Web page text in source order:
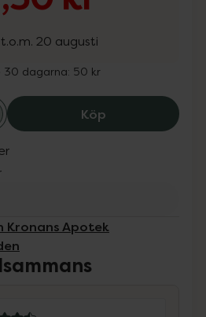
20 augusti
30 dagarna: 50 kr
KöpKronans
Kronans Apotek